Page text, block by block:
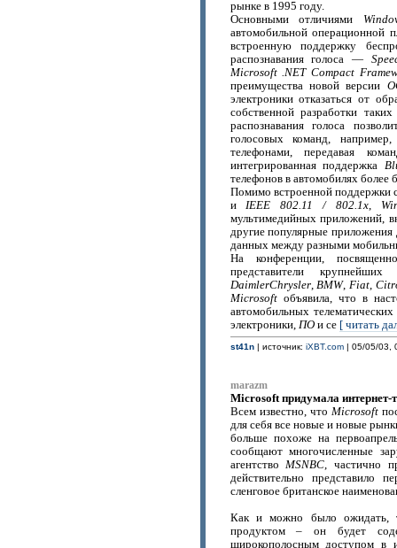
рынке в 1995 году.
Основными отличиями
автомобильной операционной
встроенную поддержку
распознавания голоса —
Microsoft .NET Compact
преимущества новой версии
электроники отказаться от
собственной разработки
распознавания голоса
голосовых команд,
телефонами, передавая
интегрированная поддержка
телефонов в автомобилях
Помимо встроенной поддержки
иIEEE 802.11 / 802.1x,
мультимедийных приложений,
другие популярные
данных между разными
На конференции,
представители
DaimlerChrysler,BMW,Fiat,
Microsoftобъявила, что в
автомобильных
электроники, ПОи се [ читать
st41n| источник: iXBT.com| 05/05/03,
marazm
Microsoft придумала интернет-
Всем известно, чтоMicrosoft
для себя все новые и новые
больше похоже на
сообщают многочисленные
агентствоMSNBC, частично
действительно представило
сленговое британское
Как и можно было ожидать,
продуктом – он будет
широкополосным доступом в